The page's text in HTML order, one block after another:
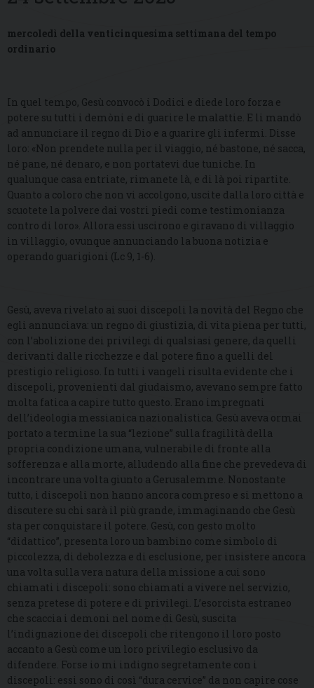
mercoledì della venticinquesima settimana del tempo
ordinario
In quel tempo, Gesù convocò i Dodici e diede loro forza e
potere su tutti i demòni e di guarire le malattie. E li mandò
ad annunciare il regno di Dio e a guarire gli infermi. Disse
loro: «Non prendete nulla per il viaggio, né bastone, né sacca,
né pane, né denaro, e non portatevi due tuniche. In
qualunque casa entriate, rimanete là, e di là poi ripartite.
Quanto a coloro che non vi accolgono, uscite dalla loro città e
scuotete la polvere dai vostri piedi come testimonianza
contro di loro». Allora essi uscirono e giravano di villaggio
in villaggio, ovunque annunciando la buona notizia e
operando guarigioni (Lc 9, 1-6).
Gesù, aveva rivelato ai suoi discepoli la novità del Regno che
egli annunciava: un regno di giustizia, di vita piena per tutti,
con l’abolizione dei privilegi di qualsiasi genere, da quelli
derivanti dalle ricchezze e dal potere fino a quelli del
prestigio religioso. In tutti i vangeli risulta evidente che i
discepoli, provenienti dal giudaismo, avevano sempre fatto
molta fatica a capire tutto questo. Erano impregnati
dell’ideologia messianica nazionalistica. Gesù aveva ormai
portato a termine la sua “lezione” sulla fragilità della
propria condizione umana, vulnerabile di fronte alla
sofferenza e alla morte, alludendo alla fine che prevedeva di
incontrare una volta giunto a Gerusalemme. Nonostante
tutto, i discepoli non hanno ancora compreso e si mettono a
discutere su chi sarà il più grande, immaginando che Gesù
sta per conquistare il potere. Gesù, con gesto molto
“didattico”, presenta loro un bambino come simbolo di
piccolezza, di debolezza e di esclusione, per insistere ancora
una volta sulla vera natura della missione a cui sono
chiamati i discepoli: sono chiamati a vivere nel servizio,
senza pretese di potere e di privilegi. L’esorcista estraneo
che scaccia i demoni nel nome di Gesù, suscita
l’indignazione dei discepoli che ritengono il loro posto
accanto a Gesù come un loro privilegio esclusivo da
difendere. Forse io mi indigno segretamente con i
discepoli: essi sono di così “dura cervice” da non capire cose